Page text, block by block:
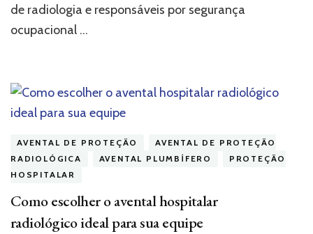
desnecessários
de radiologia e responsáveis por segurança
ocupacional …
AVENTAL DE PROTEÇÃO
AVENTAL DE PROTEÇÃO
RADIOLÓGICA
AVENTAL PLUMBÍFERO
PROTEÇÃO
HOSPITALAR
Como escolher o avental hospitalar
radiológico ideal para sua equipe